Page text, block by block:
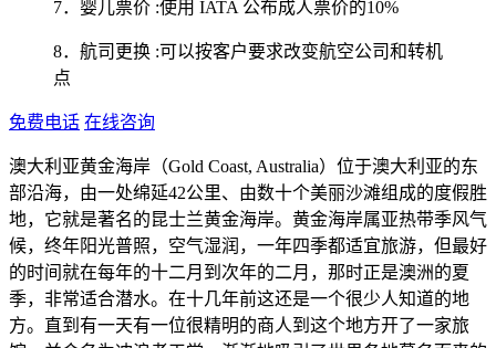
7．婴儿票价 :使用 IATA 公布成人票价的10%
8．航司更换 :可以按客户要求改变航空公司和转机
点
免费电话 在线咨询
澳大利亚黄金海岸（Gold Coast, Australia）位于澳大利亚的东
部沿海，由一处绵延42公里、由数十个美丽沙滩组成的度假胜
地，它就是著名的昆士兰黄金海岸。黄金海岸属亚热带季风气
候，终年阳光普照，空气湿润，一年四季都适宜旅游，但最好
的时间就在每年的十二月到次年的二月，那时正是澳洲的夏
季，非常适合潜水。在十几年前这还是一个很少人知道的地
方。直到有一天有一位很精明的商人到这个地方开了一家旅